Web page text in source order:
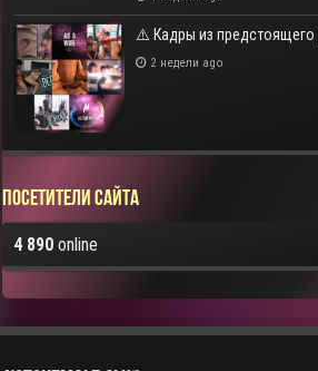
⚠️ Кадры из предстоящего
2 недели ago
Посетители сайта
4 890 online